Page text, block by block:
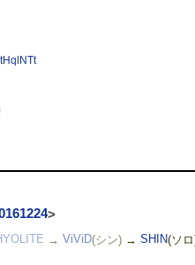
>
→ ViViD(シン)→ SHIN(ソロ)